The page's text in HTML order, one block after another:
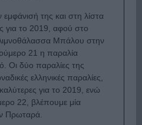
της και στη λίστα
για το 2019, αφού στο
Μπάλου στην
21 η παραλία
Οι δύο παραλίες της
ελληνικές παραλίες,
για το 2019, ενώ
22, βλέπουμε μία
Πρωταρά.